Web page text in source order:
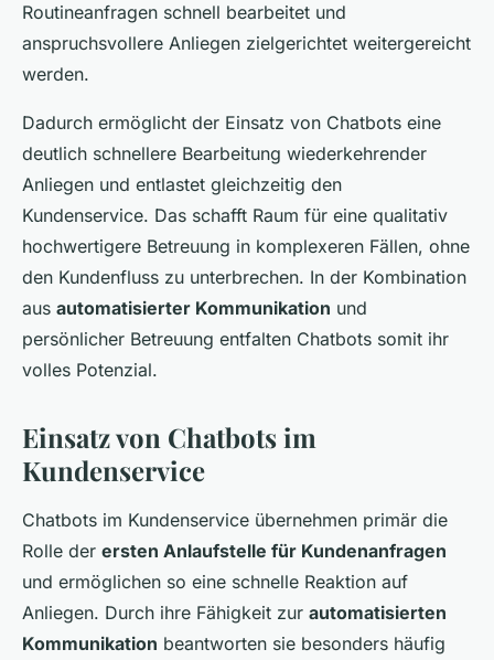
Routineanfragen schnell bearbeitet und
anspruchsvollere Anliegen zielgerichtet weitergereicht
werden.
Dadurch ermöglicht der Einsatz von Chatbots eine
deutlich schnellere Bearbeitung wiederkehrender
Anliegen und entlastet gleichzeitig den
Kundenservice. Das schafft Raum für eine qualitativ
hochwertigere Betreuung in komplexeren Fällen, ohne
den Kundenfluss zu unterbrechen. In der Kombination
aus automatisierter Kommunikation und
persönlicher Betreuung entfalten Chatbots somit ihr
volles Potenzial.
Einsatz von Chatbots im
Kundenservice
Chatbots im Kundenservice übernehmen primär die
Rolle der ersten Anlaufstelle für Kundenanfragen
und ermöglichen so eine schnelle Reaktion auf
Anliegen. Durch ihre Fähigkeit zur automatisierten
Kommunikation beantworten sie besonders häufig